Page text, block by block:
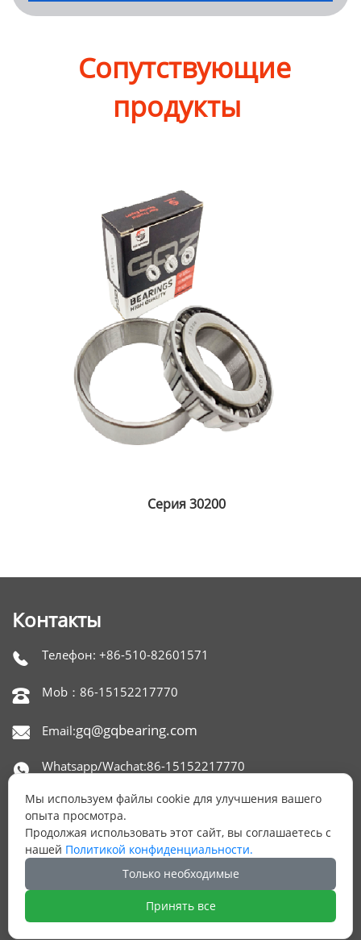
Сопутствующие
продукты
Серия 30200
Контакты
 Телефон: +86-510-82601571
 Mob：86-15152217770
 Email:gq@gqbearing.com
 Whatsapp/Wachat:86-15152217770
 Skype：gqbearing

Адрес: офис 1515,650 NORTH XINGYUAN ROAD,
РАЙОН БЕЙТАН, УСИ, КИТАЙ.
ОСТАЛИСЬ ВОПРОСЫ?
Мы используем файлы cookie для улучшения вашего
опыта просмотра.
Продолжая использовать этот сайт, вы соглашаетесь с
нашей Политикой конфиденциальности.
Только необходимые
Принять все